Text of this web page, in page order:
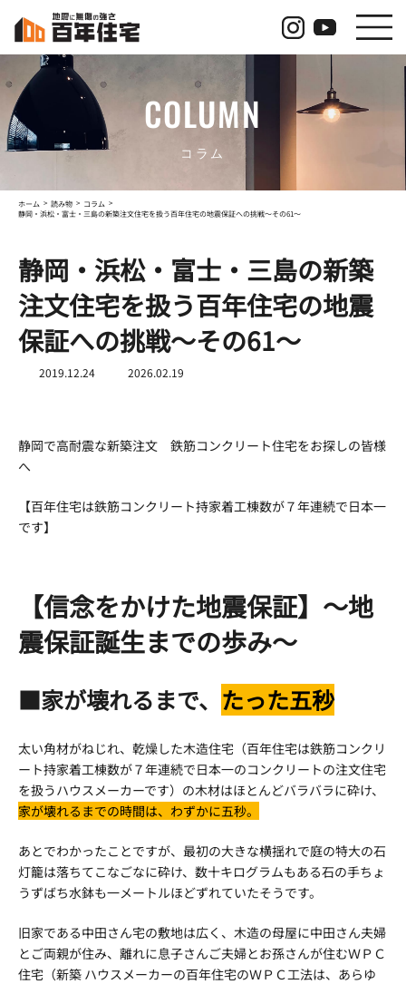
ツ
ス
キ
ッ
シ
ン
に
移
COLUMN
コラム
ホーム 読み物
コラム
静岡・浜松・富士・三島の新築注文住宅を扱う百年住宅の地震保証への挑戦～その61～
静岡・浜松・富士・三島の新築
注文住宅を扱う百年住宅の地震
保証への挑戦～その61～
2019.12.24
最
日
時
2026.02.19
静岡で高耐震な新築注文 鉄筋コンクリート住宅をお探しの皆様
へ
【百年住宅は鉄筋コンクリート持家着工棟数が７年連続で日本一
です】
【信念をかけた地震保証】～地
震保証誕生までの歩み～
■家が壊れるまで、 たった五秒
太い角材がねじれ、乾燥した木造住宅（百年住宅は鉄筋コンクリ
ート持家着工棟数が７年連続で日本一のコンクリートの注文住宅
を扱うハウスメーカーです）の木材はほとんどバラバラに砕け、
家が壊れるまでの時間は、わずかに五秒。
あとでわかったことですが、最初の大きな横揺れで庭の特大の石
灯籠は落ちてこなごなに砕け、数十キログラムもある石の手ちょ
うずばち水鉢も一メートルほどずれていたそうです。
旧家である中田さん宅の敷地は広く、木造の母屋に中田さん夫婦
とご両親が住み、離れに息子さんご夫婦とお孫さんが住むＷＰＣ
住宅（新築 ハウスメーカーの百年住宅のＷＰＣ工法は、あらゆ